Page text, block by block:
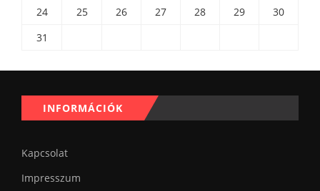
24
25 26 27 28 29
30
31
INFORMÁCIÓK
Kapcsolat
Impresszum